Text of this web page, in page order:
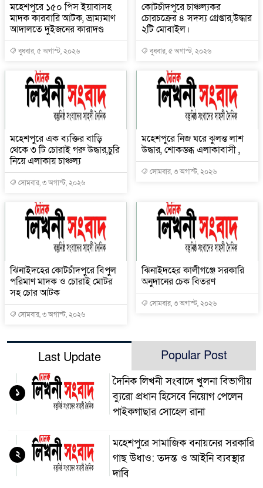
মহেশপুরে ১৫০ পিস ইয়াবাসহ
মাদক কারবারি আটক, ভ্রাম্যমাণ
আদালতে দুইজনের কারাদণ্ড
বুধবার, ৫ অগাস্ট, ২০২৬
কোটচাঁদপুরে চাঞ্চল্যকর
চোরচক্রের ৪ সদস্য গ্রেপ্তার,উদ্ধার
২টি মোবাইল।
বুধবার, ৫ অগাস্ট, ২০২৬
মহেশপুরে এক ব্যক্তির বাড়ি
থেকে ৩ টি চোরাই গরু উদ্ধার,চুরি
নিয়ে এলাকায় চাঞ্চল্য
সোমবার, ৩ অগাস্ট, ২০২৬
মহেশপুরে নিজ ঘরে ঝুলন্ত লাশ
উদ্ধার, শোকস্তব্ধ এলাকাবাসী ,
সোমবার, ৩ অগাস্ট, ২০২৬
ঝিনাইদহের কোটচাঁদপুরে বিপুল
পরিমাণ মাদক ও চোরাই মোটর
সহ চোর আটক
সোমবার, ৩ অগাস্ট, ২০২৬
ঝিনাইদহের কালীগঞ্জে সরকারি
অনুদানের চেক বিতরণ
সোমবার, ৩ অগাস্ট, ২০২৬
Last Update Popular Post
দৈনিক লিখনী সংবাদে খুলনা বিভাগীয়
ব্যুরো প্রধান হিসেবে নিয়োগ পেলেন
পাইকগাছার সোহেল রানা
১
মহেশপুরে সামাজিক বনায়নের সরকারি
গাছ উধাও: তদন্ত ও আইনি ব্যবস্থার
দাবি
২